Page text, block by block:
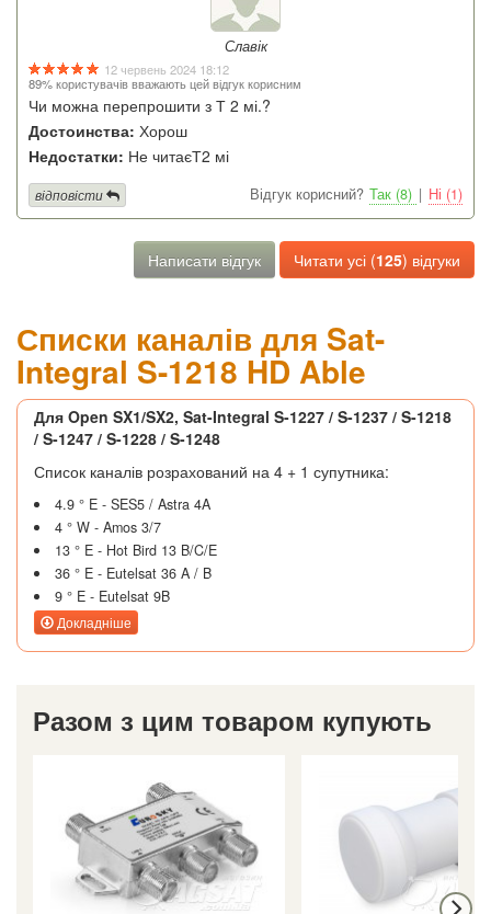
Славік
12 червень 2024 18:12
89% користувачів вважають цей відгук корисним
Чи можна перепрошити з Т 2 мі.?
Достоинства: Хорош
Недостатки: Не читаєТ2 мі
Відгук корисний? Так (8) | Ні (1)
відповісти
Написати відгук Читати усі (125) відгуки
Списки каналів для Sat-
Integral S-1218 HD Able
Для Open SX1/SX2, Sat-Integral S-1227 / S-1237 / S-1218
/ S-1247 / S-1228 / S-1248
Список каналів розрахований на 4 + 1 супутника:
4.9 ° E - SES5 / Astra 4A
4 ° W - Amos 3/7
13 ° E - Hot Bird 13 B/C/E
36 ° E - Eutelsat 36 A / B
9 ° E - Eutelsat 9B
Докладніше
Разом з цим товаром купують